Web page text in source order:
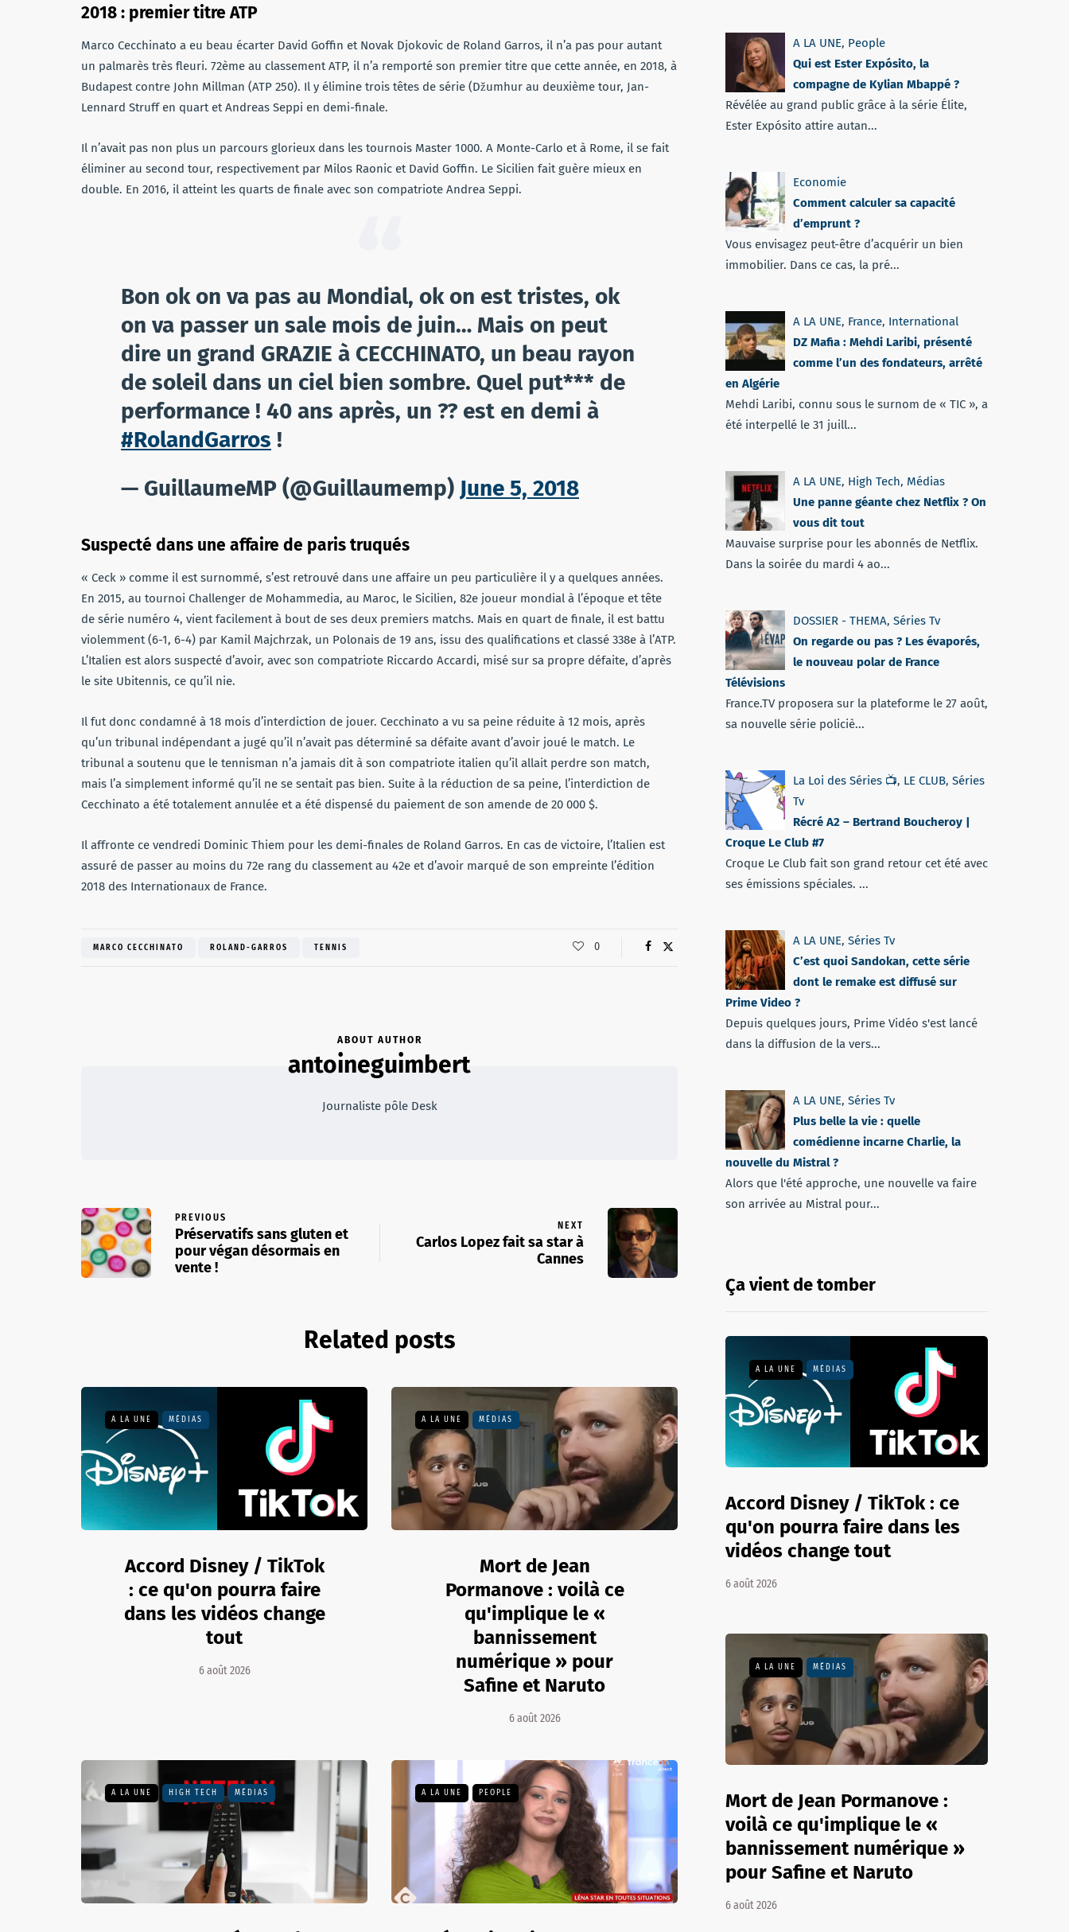
2018 : premier titre ATP
Marco Cecchinato a eu beau écarter David Goffin et Novak Djokovic de Roland Garros, il n’a pas pour autant
un palmarès très fleuri. 72ème au classement ATP, il n’a remporté son premier titre que cette année, en 2018, à
Budapest contre John Millman (ATP 250). Il y élimine trois têtes de série (Džumhur au deuxième tour, Jan-
Lennard Struff en quart et Andreas Seppi en demi-finale.
Il n’avait pas non plus un parcours glorieux dans les tournois Master 1000. A Monte-Carlo et à Rome, il se fait
éliminer au second tour, respectivement par Milos Raonic et David Goffin. Le Sicilien fait guère mieux en
double. En 2016, il atteint les quarts de finale avec son compatriote Andrea Seppi.
Bon ok on va pas au Mondial, ok on est tristes, ok
on va passer un sale mois de juin… Mais on peut
dire un grand GRAZIE à CECCHINATO, un beau rayon
de soleil dans un ciel bien sombre. Quel put*** de
performance ! 40 ans après, un ?? est en demi à
#RolandGarros !
— GuillaumeMP (@Guillaumemp) June 5, 2018
Suspecté dans une affaire de paris truqués
« Ceck » comme il est surnommé, s’est retrouvé dans une affaire un peu particulière il y a quelques années.
En 2015, au tournoi Challenger de Mohammedia, au Maroc, le Sicilien, 82e joueur mondial à l’époque et tête
de série numéro 4, vient facilement à bout de ses deux premiers matchs. Mais en quart de finale, il est battu
violemment (6-1, 6-4) par Kamil Majchrzak, un Polonais de 19 ans, issu des qualifications et classé 338e à l’ATP.
L’Italien est alors suspecté d’avoir, avec son compatriote Riccardo Accardi, misé sur sa propre défaite, d’après
le site Ubitennis, ce qu’il nie.
Il fut donc condamné à 18 mois d’interdiction de jouer. Cecchinato a vu sa peine réduite à 12 mois, après
qu’un tribunal indépendant a jugé qu’il n’avait pas déterminé sa défaite avant d’avoir joué le match. Le
tribunal a soutenu que le tennisman n’a jamais dit à son compatriote italien qu’il allait perdre son match,
mais l’a simplement informé qu’il ne se sentait pas bien. Suite à la réduction de sa peine, l’interdiction de
Cecchinato a été totalement annulée et a été dispensé du paiement de son amende de 20 000 $.
Il affronte ce vendredi Dominic Thiem pour les demi-finales de Roland Garros. En cas de victoire, l’Italien est
assuré de passer au moins du 72e rang du classement au 42e et d’avoir marqué de son empreinte l’édition
2018 des Internationaux de France.
MARCO CECCHINATO ROLAND-GARROS TENNIS 0
ABOUT AUTHOR
antoineguimbert
Journaliste pôle Desk
PREVIOUS
Préservatifs sans gluten et
pour végan désormais en
vente !
NEXT
Carlos Lopez fait sa star à
Cannes
Related posts
A LA UNE MÉDIAS
Accord Disney / TikTok
: ce qu'on pourra faire
dans les vidéos change
tout
6 août 2026
A LA UNE MÉDIAS
Mort de Jean
Pormanove : voilà ce
qu'implique le «
bannissement
numérique » pour
Safine et Naruto
6 août 2026
A LA UNE HIGH TECH MÉDIAS A LA UNE PEOPLE
A LA UNE, People
Qui est Ester Expósito, la
compagne de Kylian Mbappé ?
Révélée au grand public grâce à la série Élite,
Ester Expósito attire autan...
Economie
Comment calculer sa capacité
d’emprunt ?
Vous envisagez peut-être d’acquérir un bien
immobilier. Dans ce cas, la pré...
A LA UNE, France, International
DZ Mafia : Mehdi Laribi, présenté
comme l’un des fondateurs, arrêté
en Algérie
Mehdi Laribi, connu sous le surnom de « TIC », a
été interpellé le 31 juill...
A LA UNE, High Tech, Médias
Une panne géante chez Netflix ? On
vous dit tout
Mauvaise surprise pour les abonnés de Netflix.
Dans la soirée du mardi 4 ao...
DOSSIER - THEMA, Séries Tv
On regarde ou pas ? Les évaporés,
le nouveau polar de France
Télévisions
France.TV proposera sur la plateforme le 27 août,
sa nouvelle série policiè...
La Loi des Séries 📺, LE CLUB, Séries
Tv
Récré A2 – Bertrand Boucheroy |
Croque Le Club #7
Croque Le Club fait son grand retour cet été avec
ses émissions spéciales. ...
A LA UNE, Séries Tv
C’est quoi Sandokan, cette série
dont le remake est diffusé sur
Prime Video ?
Depuis quelques jours, Prime Vidéo s'est lancé
dans la diffusion de la vers...
A LA UNE, Séries Tv
Plus belle la vie : quelle
comédienne incarne Charlie, la
nouvelle du Mistral ?
Alors que l'été approche, une nouvelle va faire
son arrivée au Mistral pour...
Ça vient de tomber
A LA UNE MÉDIAS
Accord Disney / TikTok : ce
qu'on pourra faire dans les
vidéos change tout
6 août 2026
A LA UNE MÉDIAS
Mort de Jean Pormanove :
voilà ce qu'implique le «
bannissement numérique »
pour Safine et Naruto
6 août 2026